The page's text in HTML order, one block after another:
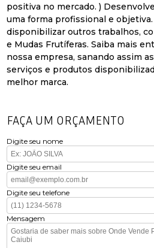
positiva no mercado. )
uma forma profissional e
disponibilizar outros trabalhos,
e Mudas Frutíferas. Saiba mais
nossa empresa, sanando assim
serviços e produtos
melhor marca.
FAÇA UM ORÇAMENTO
Digite seu nome
Digite seu email
Digite seu telefone
Mensagem